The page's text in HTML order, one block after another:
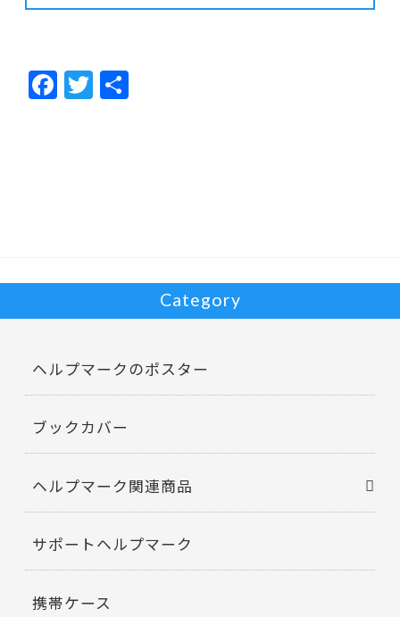
F
ac
T
w
Category
ヘルプマークのポスター
ブックカバー
ヘルプマーク関連商品
サポートヘルプマーク
携帯ケース